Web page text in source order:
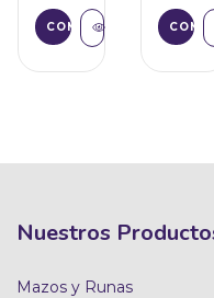
Nuestros
Mazos y Runas